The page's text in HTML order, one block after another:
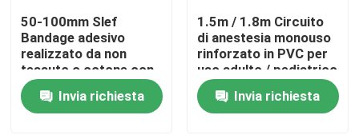
Casa.
Prodotti
50-100mm Slef
Bandage adesivo
realizzato da non
tessuto o cotone con
tessuto ad alta
elasticità per la
chirurgia dimensione
Invia richiesta
1.5m / 1.8m Circuito
di anestesia monouso
rinforzato in PVC per
uso adulto / pediatrico
Invia richiesta